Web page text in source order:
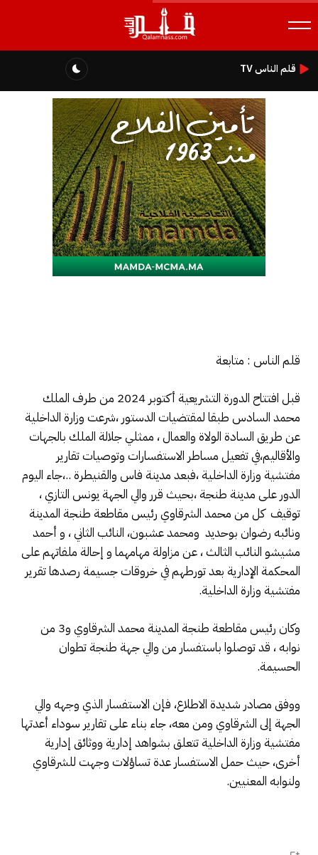
قلم الناس TV
قلم الناس : متابعة
قبل افتتاح الدورة التشريعية أكتوبر 2024 من طرف الملك
محمد السادس طبقا لمقتضيات الدستور ،شرعت وزارة الداخلية
عن طريق السادة الولاة والعمال ، ممثلي جلالة الملك بالجهات
والأقاليم،في تفعيل مساطر الاستفسارات وتوصيات تقارير
مفتشية وزارة الداخلية ،فبعد مدينة فاس والقنيطرة ..،جاء اليوم
الدور على مدينة طنجة ،بحيث قرر والي الجهة يونس التازي ،
توقيف كل من محمد الشرقاوي رئيس مقاطعة طنجة المدينة
ونائبه رضوان بوحديد ومحمد عشبون، النائب الثاني ، و أحمد
مشيشو النائب الثالث ، عن مزاولة مهامهما و إحالة ملفاتهم على
المحكمة الإدارية بعد تورطهم في خروقات جسيمة رصدها تقرير
مفتشية وزارة الداخلية.
وكان رئيس مقاطعة طنجة المدينة محمد الشرقاوي و3 من
نوابه ، قد توصلوا باستفسار من والي جهة طنجة تطوان
الحسيمة.
ووفق مصادر شديدة الاطلاع، فإن الاستفسار الذي وجهه والي
الجهة إلى الشرقاوي ومن معه، جاء بناء على تقارير سوداء أعدتها
مفتشية وزارة الداخلية تتعلق بشواهد إدارية ووثائق إدارية
أخرى، حيث حمل الاستفسار عدة تساؤلات وجهت للشرقاوي
ولنوابه المعنيين.